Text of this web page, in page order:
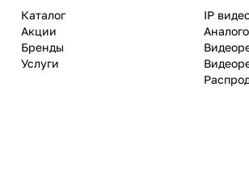
Каталог
Акции
Бренды
Услуги
IP